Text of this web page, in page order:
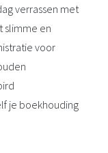
verrassen met
slimme en
voor
je boekhouding